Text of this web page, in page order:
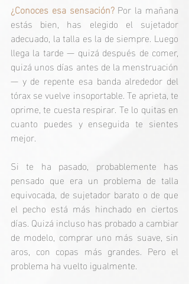
¿Conoces esa sensación? Por la mañana
estás bien, has elegido el sujetador
adecuado, la talla es la de siempre. Luego
llega la tarde — quizá después de comer,
quizá unos días antes de la menstruación
— y de repente esa banda alrededor del
tórax se vuelve insoportable. Te aprieta, te
oprime, te cuesta respirar. Te lo quitas en
cuanto puedes y enseguida te sientes
mejor.
Si te ha pasado, probablemente has
pensado que era un problema de talla
equivocada, de sujetador barato o de que
el pecho está más hinchado en ciertos
días. Quizá incluso has probado a cambiar
de modelo, comprar uno más suave, sin
aros, con copas más grandes. Pero el
problema ha vuelto igualmente.